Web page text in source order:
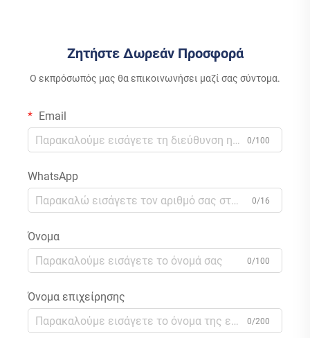
Ζητήστε Δωρεάν Προσφορά
Ο εκπρόσωπός μας θα επικοινωνήσει μαζί σας σύντομα.
Email
0/100
WhatsApp
0/16
Όνομα
0/100
Όνομα επιχείρησης
0/200